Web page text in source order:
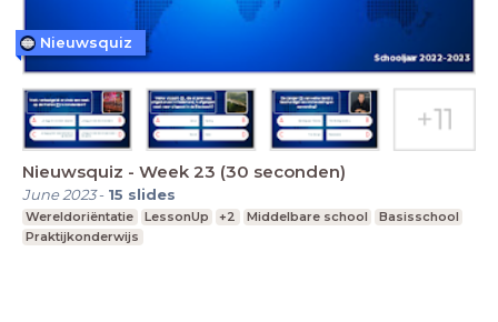
Nieuwsquiz - Week 23 (30 seconden)
June 2023- 15 slides
Wereldoriëntatie LessonUp +2 Middelbare school
Basisschool
Praktijkonderwijs
Nieuwsquiz